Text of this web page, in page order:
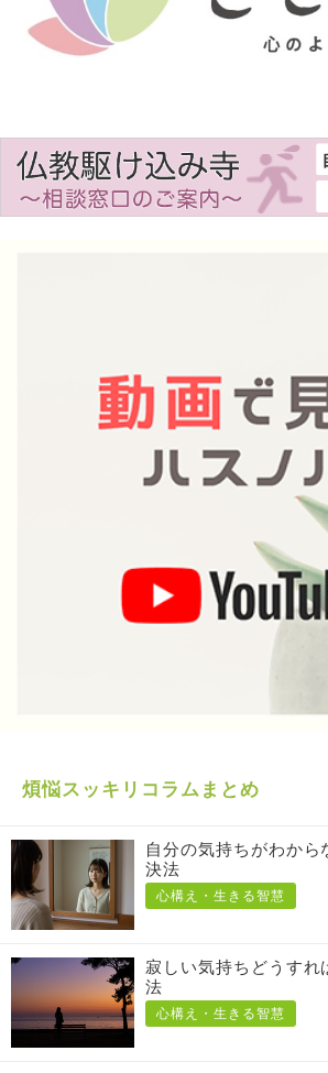
煩悩スッキリコラムまとめ
自分の気持ちがわから
決法
心構え・生きる智慧
寂しい気持ちどうすれ
法
心構え・生きる智慧